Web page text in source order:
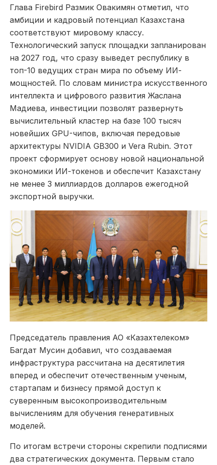
Глава Firebird Размик Овакимян отметил, что
амбиции и кадровый потенциал Казахстана
соответствуют мировому классу.
Технологический запуск площадки запланирован
на 2027 год, что сразу выведет республику в
топ-10 ведущих стран мира по объему ИИ-
мощностей. По словам министра искусственного
интеллекта и цифрового развития Жаслана
Мадиева, инвестиции позволят развернуть
вычислительный кластер на базе 100 тысяч
новейших GPU-чипов, включая передовые
архитектуры NVIDIA GB300 и Vera Rubin. Этот
проект сформирует основу новой национальной
экономики ИИ-токенов и обеспечит Казахстану
не менее 3 миллиардов долларов ежегодной
экспортной выручки.
Председатель правления АО «Казахтелеком»
Багдат Мусин добавил, что создаваемая
инфраструктура рассчитана на десятилетия
вперед и обеспечит отечественным ученым,
стартапам и бизнесу прямой доступ к
суверенным высокопроизводительным
вычислениям для обучения генеративных
моделей.
По итогам встречи стороны скрепили подписями
два стратегических документа. Первым стало